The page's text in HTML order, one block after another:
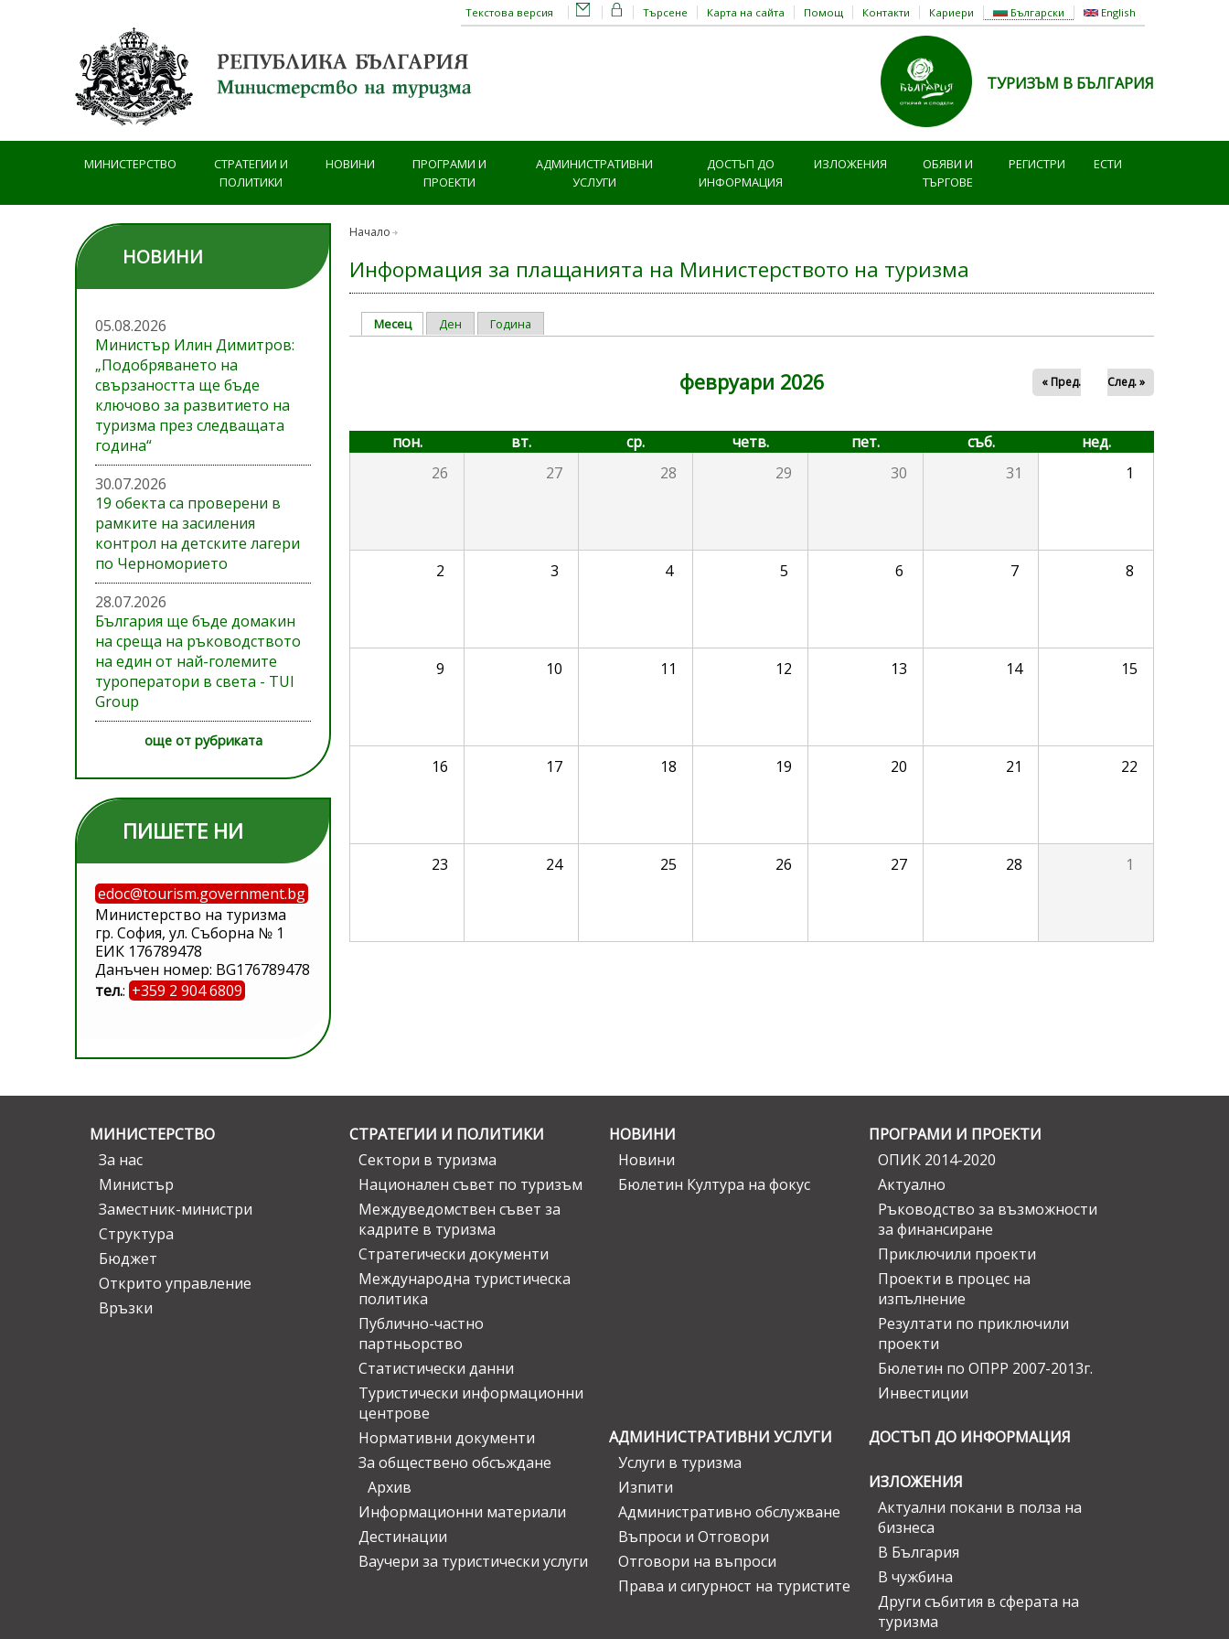
Български English
Търсене Карта на сайта Помощ Контакти Кариери
Текстова версия
ТУРИЗЪМ В БЪЛГАРИЯ
МИНИСТЕРСТВО
СТРАТЕГИИ И
ПОЛИТИКИ
НОВИНИ
ПРОГРАМИ И
ПРОЕКТИ
АДМИНИСТРАТИВНИ
УСЛУГИ
ДОСТЪП ДО
ИНФОРМАЦИЯ
ИЗЛОЖЕНИЯ
ОБЯВИ И
ТЪРГОВЕ
РЕГИСТРИ ЕСТИ
НОВИНИ
05.08.2026
Министър Илин Димитров:
„Подобряването на
свързаността ще бъде
ключово за развитието на
туризма през следващата
година“
30.07.2026
19 обекта са проверени в
рамките на засиления
контрол на детските лагери
по Черноморието
28.07.2026
България ще бъде домакин
на среща на ръководството
на един от най-големите
туроператори в света - TUI
Group
още от рубриката
ПИШЕТЕ НИ
edoc@tourism.government.bg
Министерство на туризма
гр. София, ул. Съборна № 1
ЕИК 176789478
Данъчен номер: BG176789478
тел.: +359 2 904 6809
Начало
Информация за плащанията на Министерството на туризма
Primary tabs
Месец(активен раздел)
Ден Година
февруари 2026 « Пред. След. »
пон. вт. ср. четв. пет. съб.
нед.
26
27 28 29 30 31 1
2 3 4 5 6 7 8
9 10 11 12 13 14 15
16 17 18 19 20 21 22
23 24 25 26 27 28 1
МИНИСТЕРСТВО
За нас
Министър
Заместник-министри
Структура
Бюджет
Открито управление
Връзки
СТРАТЕГИИ И ПОЛИТИКИ
Сектори в туризма
Национален съвет по туризъм
Междуведомствен съвет за
кадрите в туризма
Стратегически документи
Международна туристическа
политика
Публично-частно
партньорство
Статистически данни
Туристически информационни
центрове
Нормативни документи
За обществено обсъждане
Архив
Информационни материали
Дестинации
Ваучери за туристически услуги
НОВИНИ
Новини
Бюлетин Култура на фокус
ПРОГРАМИ И ПРОЕКТИ
ОПИК 2014-2020
Актуално
Ръководство за възможности
за финансиране
Приключили проекти
Проекти в процес на
изпълнение
Резултати по приключили
проекти
Бюлетин по ОПРР 2007-2013г.
Инвестиции
АДМИНИСТРАТИВНИ УСЛУГИ
Услуги в туризма
Изпити
Административно обслужване
Въпроси и Отговори
Отговори на въпроси
Права и сигурност на туристите
ДОСТЪП ДО ИНФОРМАЦИЯ
ИЗЛОЖЕНИЯ
Актуални покани в полза на
бизнеса
В България
В чужбина
Други събития в сферата на
туризма